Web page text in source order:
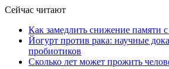
Сейчас читают
Как замедлить снижение памяти
Йогурт против рака: научные
пробиотиков
Сколько лет может прожить